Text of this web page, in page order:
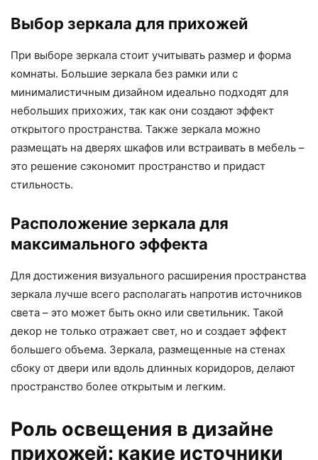
Выбор зеркала для прихожей
При выборе зеркала стоит учитывать размер и форма
комнаты. Большие зеркала без рамки или с
минималистичным дизайном идеально подходят для
небольших прихожих, так как они создают эффект
открытого пространства. Также зеркала можно
размещать на дверях шкафов или встраивать в мебель –
это решение сэкономит пространство и придаст
стильность.
Расположение зеркала для
максимального эффекта
Для достижения визуального расширения пространства
зеркала лучше всего располагать напротив источников
света – это может быть окно или светильник. Такой
декор не только отражает свет, но и создает эффект
большего объема. Зеркала, размещенные на стенах
сбоку от двери или вдоль длинных коридоров, делают
пространство более открытым и легким.
Роль освещения в дизайне
прихожей: какие источники